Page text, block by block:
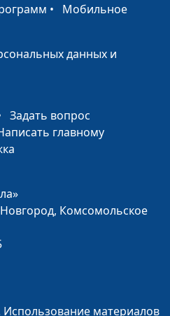
Василий Половинко,
Юлия Синицына,
Юлия Синицына,
Василий Половинко,
священнослужитель
магистр богословия
• Мобильное
данных и
Задать вопрос
главному
Комсомольское
материалов